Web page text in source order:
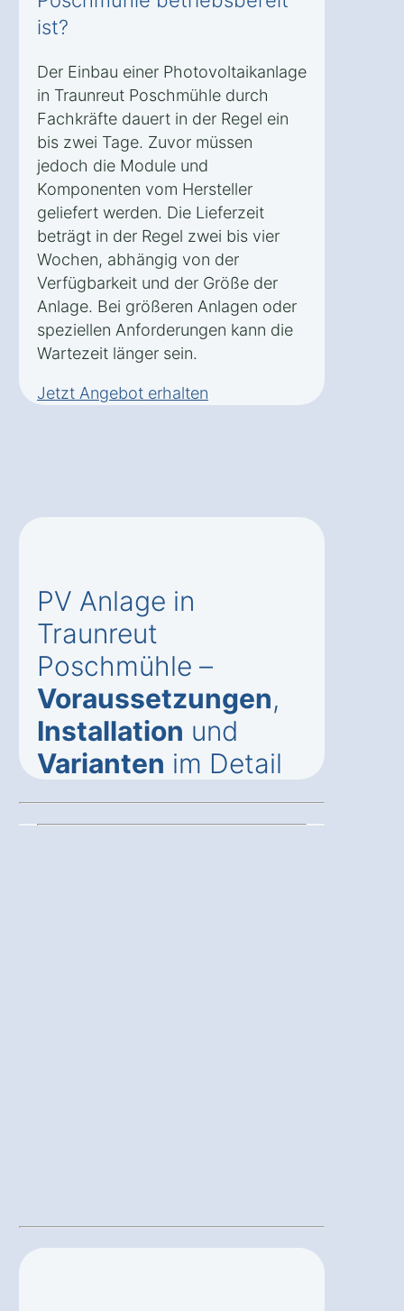
ist?
Der Einbau einer Photovoltaikanlage
in Traunreut Poschmühle durch
Fachkräfte dauert in der Regel ein
bis zwei Tage. Zuvor müssen
jedoch die Module und
Komponenten vom Hersteller
geliefert werden. Die Lieferzeit
beträgt in der Regel zwei bis vier
Wochen, abhängig von der
Verfügbarkeit und der Größe der
Anlage. Bei größeren Anlagen oder
speziellen Anforderungen kann die
Wartezeit länger sein.
Jetzt Angebot erhalten
PV Anlage in
Traunreut
Poschmühle –
Voraussetzungen,
Installation und
Varianten im Detail